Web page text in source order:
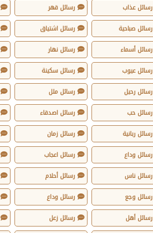
رسائل عذاب رسائل قهر
رسائل صباحية رسائل اشتياق
رسائل أسماء رسائل نهار
رسائل عيوب رسائل سكينة
رسائل رحيل رسائل ملل
رسائل حب رسائل اصدقاء
رسائل ربانية رسائل زمان
رسائل وداع رسائل اعجاب
رسائل ناس رسائل أحلام
رسائل وجع رسائل وداع
رسائل أهل رسائل زعل